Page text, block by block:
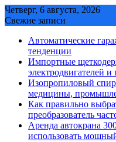
Skip
to
Четверг, 6 августа, 2026
Свежие записи
Автоматические
тенденции
Импортные
электродвигателей
Изопропиловый
медицины,
Как правильно
преобразователь
Аренда автокрана
использовать